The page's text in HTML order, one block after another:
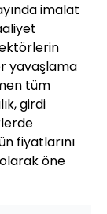
imalat
yavaşlama
tüm
girdi
fiyatlarını
öne